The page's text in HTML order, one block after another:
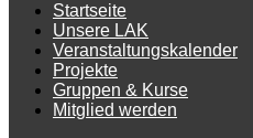
Startseite
Unsere LAK
Veranstaltungskalender
Projekte
Gruppen & Kurse
Mitglied werden